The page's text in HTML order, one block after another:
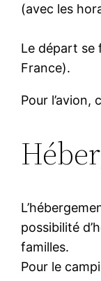
(avec les
Le départ se
France).
Pour l’avion,
possibilité
familles.
Pour le